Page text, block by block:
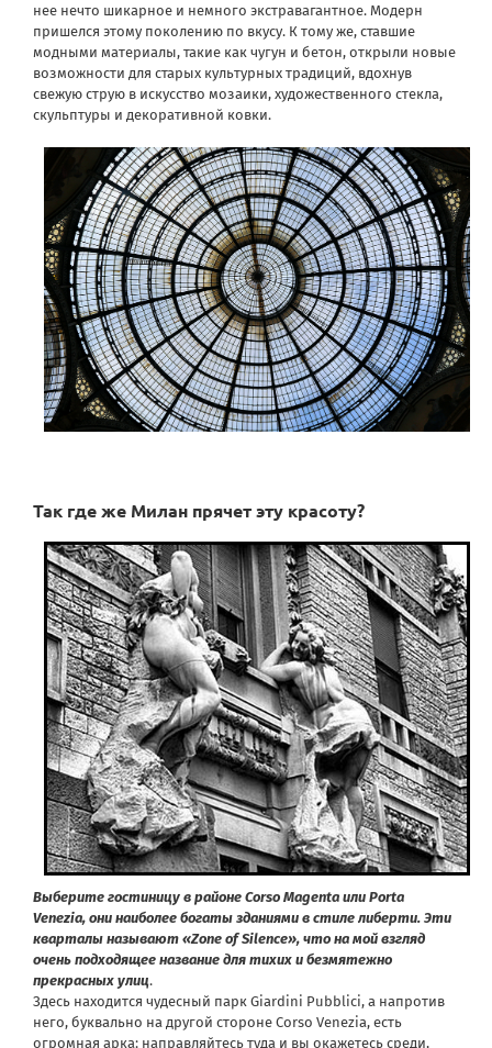
нее нечто шикарное и немного экстравагантное. Модерн
пришелся этому поколению по вкусу. К тому же, ставшие
модными материалы, такие как чугун и бетон, открыли новые
возможности для старых культурных традиций, вдохнув
свежую струю в искусство мозаики, художественного стекла,
скульптуры и декоративной ковки.
Так где же Милан прячет эту красоту?
Выберите гостиницу в районе Corso Magenta или Porta
Venezia, они наиболее богаты зданиями в стиле либерти. Эти
кварталы называют «Zone of Silence», что на мой взгляд
очень подходящее название для тихих и безмятежно
прекрасных улиц.
Здесь находится чудесный парк Giardini Pubblici, а напротив
него, буквально на другой стороне Corso Venezia, есть
огромная арка: направляйтесь туда и вы окажетесь среди,